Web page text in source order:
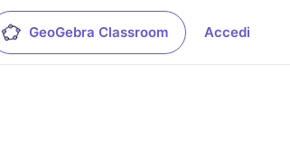
GeoGebra Classroom Accedi